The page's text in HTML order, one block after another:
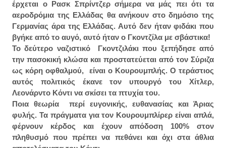
έρχεται ο Ρασκ Σπρίντζερ σήμερα να μάς πει ότι τα
αεροδρόμια της Ελλάδας θα ανήκουν στο δημόσιο της
Γερμανίας άρα της Ελλάδας. Αυτό δεν ήταν φιδάκι που
βγήκε από το αυγό, αυτό ήταν ο Γκοντζίλα με σβάστικα!
Το δεύτερο ναζιστικό Γκοντζιλάκι που ξεπήδησε από
την πασοκική κλώσα και προστατεύεται από τον Σύριζα
ως κόρη οφθαλμού, είναι ο Κουρουμπλής. Ο τεράστιος
αυτός πολιτικός έκανε τον υπουργό του Χίτλερ,
Λεονάρντο Κόντι να σκίσει τα πτυχία του.
Ποια θεωρία περί ευγονικής, ευθανασίας και Άριας
φυλής. Τα πράγματα για τον Κουρουμπλίρερ είναι απλά,
φέρνουν κέρδος και έχουν απόδοση 100% στον
πληθυσμό που πρέπει να πεθάνει και όχι στα άθλια